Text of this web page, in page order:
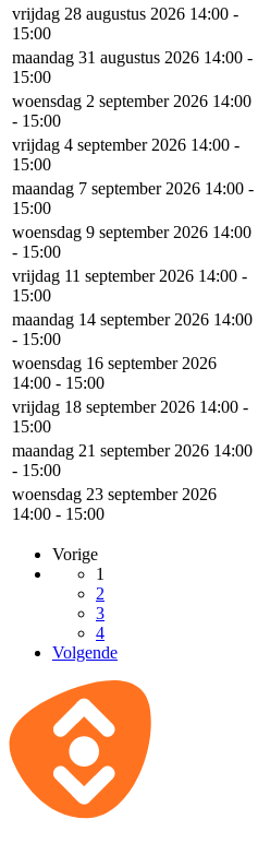
vrijdag 28 augustus 2026 14:00 -
15:00
maandag 31 augustus 2026 14:00 -
15:00
woensdag 2 september 2026 14:00
- 15:00
vrijdag 4 september 2026 14:00 -
15:00
maandag 7 september 2026 14:00 -
15:00
woensdag 9 september 2026 14:00
- 15:00
vrijdag 11 september 2026 14:00 -
15:00
maandag 14 september 2026 14:00
- 15:00
woensdag 16 september 2026
14:00 - 15:00
vrijdag 18 september 2026 14:00 -
15:00
maandag 21 september 2026 14:00
- 15:00
woensdag 23 september 2026
14:00 - 15:00
Vorige
1
2
3
4
Volgende